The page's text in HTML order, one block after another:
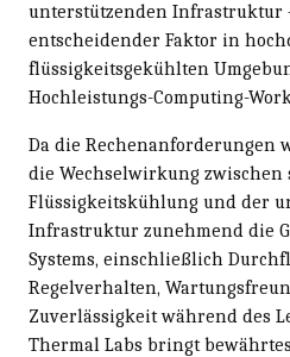
unterstützenden Infrastruktur
entscheidender Faktor in
flüssigkeitsgekühlten
Hochleistungs-Computing-
Da die Rechenanforderungen
die Wechselwirkung zwischen
Flüssigkeitskühlung und der
Infrastruktur zunehmend die
Systems, einschließlich
Regelverhalten,
Zuverlässigkeit während des
Thermal Labs bringt